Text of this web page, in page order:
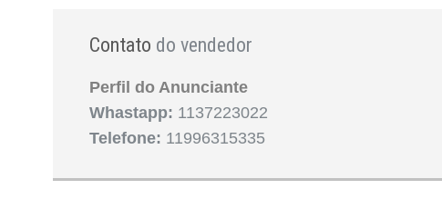
Contato do vendedor
Perfil do Anunciante
Whastapp: 1137223022
Telefone: 11996315335